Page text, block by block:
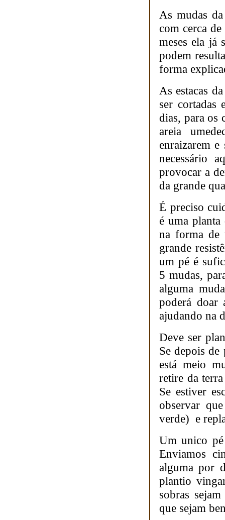
As mudas
com cerca
meses ela já
podem
forma
As estacas
ser cortadas
dias, para os
areia
enraizarem
necessário
provocar a
da grande
É preciso
é uma
na forma de
grande
um pé é
5 mudas,
alguma
poderá doar
ajudando na
Deve ser
Se depois de
está meio
retire da
Se estiver
observar
verde) e
Um unico
Enviamos
alguma por
plantio
sobras
que sejam